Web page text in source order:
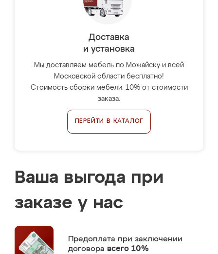
Доставка
и установка
Мы доставляем мебель по Можайску и всей
Московской области бесплатно!
Стоимость сборки мебели: 10% от стоимости
заказа.
ПЕРЕЙТИ В КАТАЛОГ
Ваша выгода при
заказе у нас
Предоплата при заключении
договора всего 10%